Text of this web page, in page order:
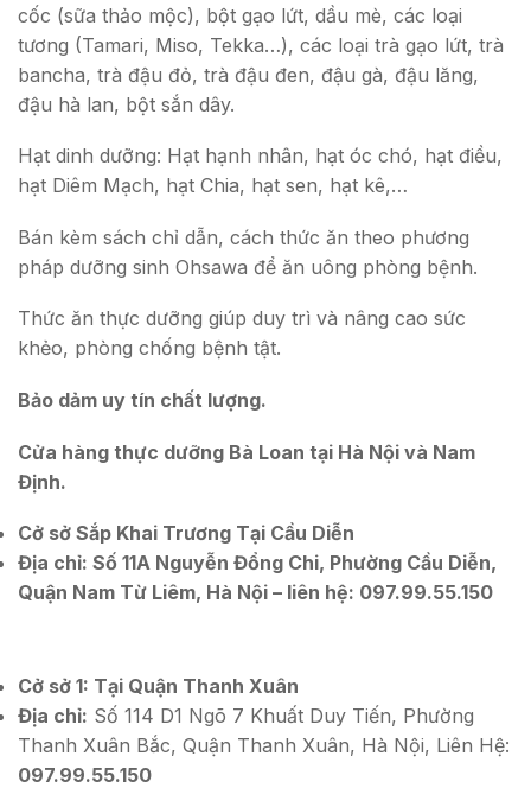
cốc (sữa thảo mộc), bột gạo lứt, dầu mè, các loại
tương (Tamari, Miso, Tekka…), các loại trà gạo lứt, trà
bancha, trà đậu đỏ, trà đậu đen, đậu gà, đậu lăng,
đậu hà lan, bột sắn dây.
Hạt dinh dưỡng: Hạt hạnh nhân, hạt óc chó, hạt điều,
hạt Diêm Mạch, hạt Chia, hạt sen, hạt kê,…
Bán kèm sách chỉ dẫn, cách thức ăn theo phương
pháp dưỡng sinh Ohsawa để ăn uông phòng bệnh.
Thức ăn thực dưỡng giúp duy trì và nâng cao sức
khẻo, phòng chống bệnh tật.
Bảo dảm uy tín chất lượng.
Cửa hàng thực dưỡng Bà Loan tại Hà Nội và Nam
Định.
Cở sở Sắp Khai Trương Tại Cầu Diễn
Địa chỉ: Số 11A Nguyễn Đổng Chi, Phường Cầu Diễn,
Quận Nam Từ Liêm, Hà Nội – liên hệ: 097.99.55.150
Cở sở 1: Tại Quận Thanh Xuân
Địa chỉ: Số 114 D1 Ngõ 7 Khuất Duy Tiến, Phường
Thanh Xuân Bắc, Quận Thanh Xuân, Hà Nội, Liên Hệ:
097.99.55.150